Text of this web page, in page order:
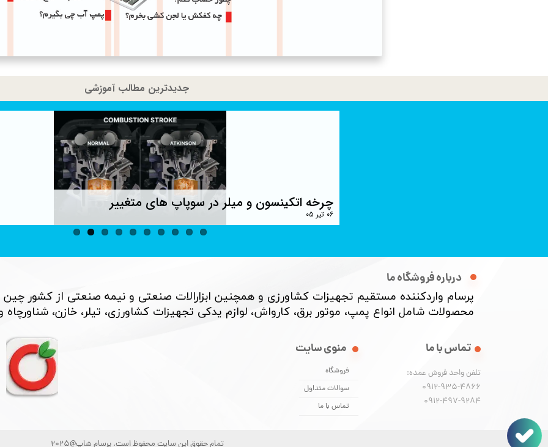
جدیدترین مطالب آموزشی
چرخه اتکینسون و میلر در سوپاپ های متغییر
۰۶ تیر ۰۵
تمام حقوق این سایت محفوظ است. پرسام شاپ@2025
درباره فروشگاه ما
پرسام واردکننده مستقیم تجهیزات کشاورزی و همچنین ابزارالات صنعتی و نیمه صنعتی از کشور
محصولات شامل انواع پمپ، موتور برق، کارواش، لوازم یدکی تجهیزات کشاورزی، تیلر، خازن،
منوی سایت
فروشگاه
سوالات متداول
تماس با ما
تماس با ما
تلفن واحد فروش عمده:
0912-935-4866
​​​​​​​0912-497-9284